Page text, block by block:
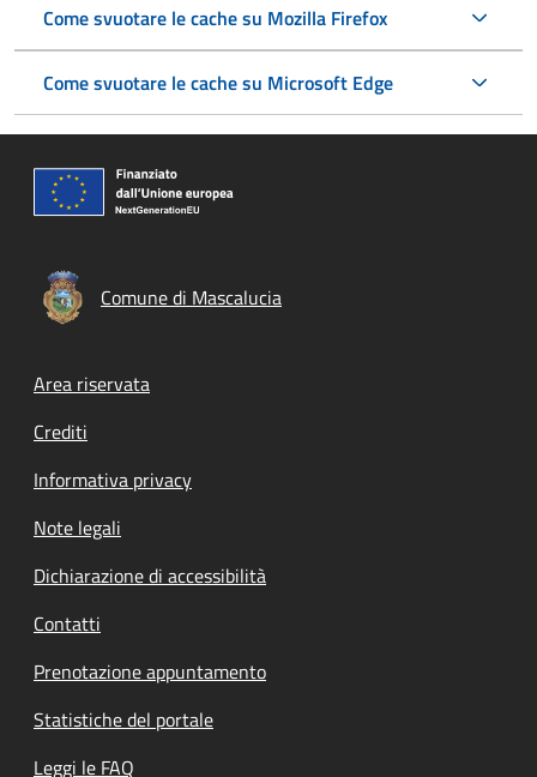
Come svuotare le cache su Mozilla Firefox
Come svuotare le cache su Microsoft Edge
Comune di Mascalucia
Footer menu
Area riservata
Crediti
Informativa privacy
Note legali
Dichiarazione di accessibilità
Contatti
Prenotazione appuntamento
Statistiche del portale
Leggi le FAQ